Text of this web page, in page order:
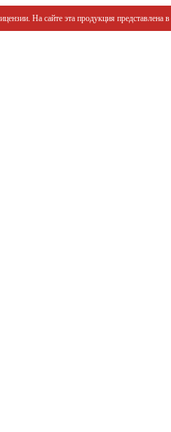
На сайте эта продукция представлена